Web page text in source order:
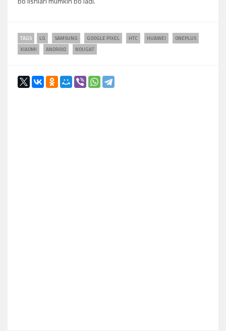
TAGS LG SAMSUNG GOOGLE PIXEL HTC HUAWEI
ONEPLUS
XIAOMI
ANDROID NOUGAT